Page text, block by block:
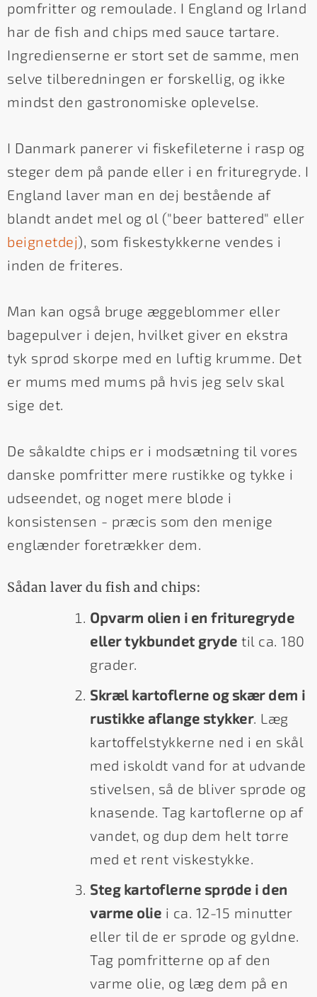
pomfritter og remoulade. I England og Irland
har de fish and chips med sauce tartare.
Ingredienserne er stort set de samme, men
selve tilberedningen er forskellig, og ikke
mindst den gastronomiske oplevelse.
I Danmark panerer vi fiskefileterne i rasp og
steger dem på pande eller i en frituregryde. I
England laver man en dej bestående af
blandt andet mel og øl ("beer battered" eller
beignetdej), som fiskestykkerne vendes i
inden de friteres.
Man kan også bruge æggeblommer eller
bagepulver i dejen, hvilket giver en ekstra
tyk sprød skorpe med en luftig krumme. Det
er mums med mums på hvis jeg selv skal
sige det.
De såkaldte chips er i modsætning til vores
danske pomfritter mere rustikke og tykke i
udseendet, og noget mere bløde i
konsistensen - præcis som den menige
englænder foretrækker dem.
Sådan laver du fish and chips:
Opvarm olien i en frituregryde
eller tykbundet gryde til ca. 180
grader.
Skræl kartoflerne og skær dem i
rustikke aflange stykker. Læg
kartoffelstykkerne ned i en skål
med iskoldt vand for at udvande
stivelsen, så de bliver sprøde og
knasende. Tag kartoflerne op af
vandet, og dup dem helt tørre
med et rent viskestykke.
Steg kartoflerne sprøde i den
varme olie i ca. 12-15 minutter
eller til de er sprøde og gyldne.
Tag pomfritterne op af den
varme olie, og læg dem på en